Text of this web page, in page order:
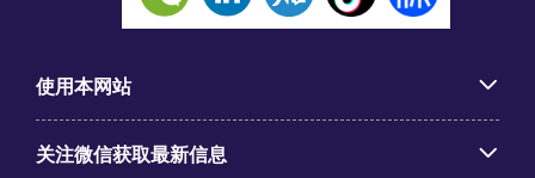
使用本网站
关注微信获取最新信息